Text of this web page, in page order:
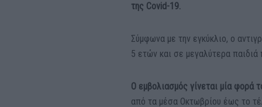
της Covid-19.
Σύμφωνα με την εγκύκλιο, ο
5 ετών και σε μεγαλύτερα παιδιά
Ο εμβολιασμός γίνεται μία φορά
από τα μέσα Οκτωβρίου έως το